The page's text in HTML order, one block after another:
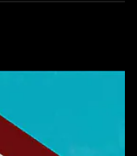
ist in der
wird jedoch